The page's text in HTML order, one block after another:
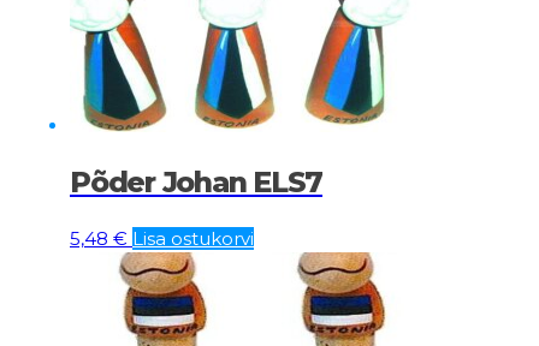
Põder Johan ELS7
5,48 € Lisa ostukorvi